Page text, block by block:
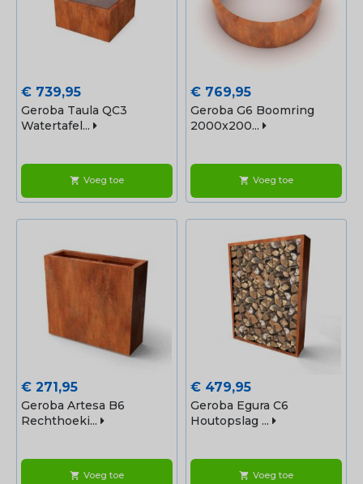
Prijs
€ 739,95
Geroba Taula QC3
Watertafel...
shopping_cart Voeg toe
Prijs
€ 769,95
Geroba G6 Boomring
2000x200...
shopping_cart Voeg toe
Prijs
€ 271,95
Geroba Artesa B6
Rechthoeki...
shopping_cart Voeg toe
Prijs
€ 479,95
Geroba Egura C6
Houtopslag ...
shopping_cart Voeg toe